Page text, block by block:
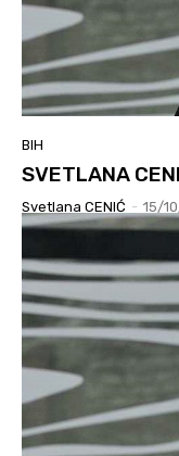
BIH
SVETLANA
Svetlana CENIĆ - 15/